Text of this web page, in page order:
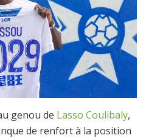
genou de Lasso Coulibaly,
de renfort à la position